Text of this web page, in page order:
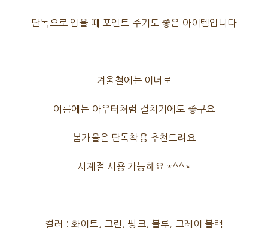
단독으로 입을 때 포인트 주기도 좋은 아이템입니다
겨울철에는 이너로
여름에는 아우터처럼 걸치기에도 좋구요
봄가을은 단독착용 추천드려요
사계절 사용 가능해요 *^^*
컬러 : 화이트, 그린, 핑크, 블루, 그레이 블랙